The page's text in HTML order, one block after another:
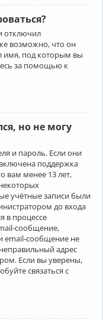
отключил
возможно, что он
имя, под которым вы
за помощью к
но не могу
и пароль. Если они
поддержка
вам менее 13 лет,
учётные записи были
до входа
в процессе
сообщение,
email-сообщение не
адрес
Если вы уверены,
связаться с